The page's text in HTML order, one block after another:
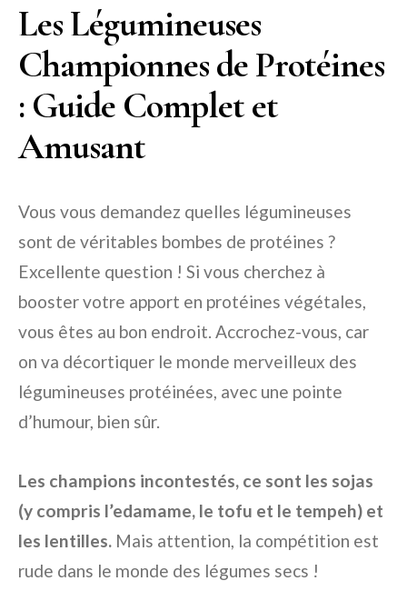
Les Légumineuses
Championnes de Protéines
: Guide Complet et
Amusant
Vous vous demandez quelles légumineuses
sont de véritables bombes de protéines ?
Excellente question ! Si vous cherchez à
booster votre apport en protéines végétales,
vous êtes au bon endroit. Accrochez-vous, car
on va décortiquer le monde merveilleux des
légumineuses protéinées, avec une pointe
d’humour, bien sûr.
Les champions incontestés, ce sont les sojas
(y compris l’edamame, le tofu et le tempeh) et
les lentilles. Mais attention, la compétition est
rude dans le monde des légumes secs !